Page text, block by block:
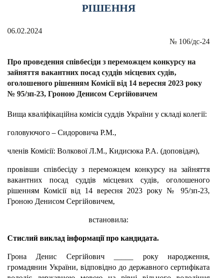
РІШЕННЯ
06.02.2024
№ 106/дс-24
Про проведення співбесіди з переможцем конкурсу на
зайняття вакантних посад суддів місцевих судів,
оголошеного рішенням Комісії від 14 вересня 2023 року
№ 95/зп-23, Гроною Денисом Сергійовичем
Вища кваліфікаційна комісія суддів України у складі колегії:
головуючого – Сидоровича Р.М.,
членів Комісії: Волкової Л.М., Кидисюка Р.А. (доповідач),
провівши співбесіду з переможцем конкурсу на зайняття
вакантних посад суддів місцевих судів, оголошеного
рішенням Комісії від 14 вересня 2023 року № 95/зп-23,
Гроною Денисом Сергійовичем,
встановила:
Стислий виклад інформації про кандидата.
Грона Денис Сергійович
року народження,
громадянин України, відповідно до державного сертифіката